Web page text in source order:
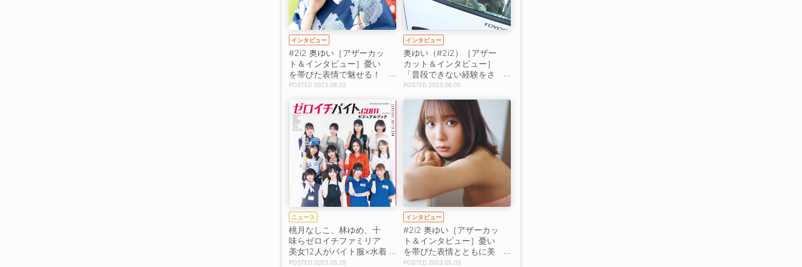
インタビュー
#2i2 奥ゆい［アザーカッ
ト＆インタビュー］憂い
を帯びた表情で魅せる！
「衣装も夏感のあるもの
す」『週刊プレイボー
イ』登場
2023.08.02
インタビュー
奥ゆい（#2i2）［アザー
カット＆インタビュー］
「普段できない経験をさ
せてもらって嬉しかった
ト.com ビジュアルブッ
ク』登場
2023.06.05
ニュース
桃月なしこ、林ゆめ、十
味らゼロイチファミリア
美女12人がバイト服×水着
姿で魅せる！ 『ゼロイチ
2023.05.29
インタビュー
#2i2 奥ゆい［アザーカッ
ト＆インタビュー］憂い
を帯びた表情とともに美
ボディを披露！「こんな
2023.05.03